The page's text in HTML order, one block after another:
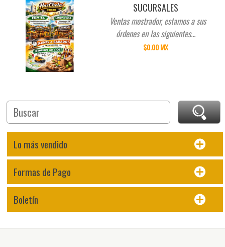
SUCURSALES
Ventas mostrador, estamos a sus
órdenes en las siguientes...
$0.00 MX
Lo más vendido
Formas de Pago
Boletín